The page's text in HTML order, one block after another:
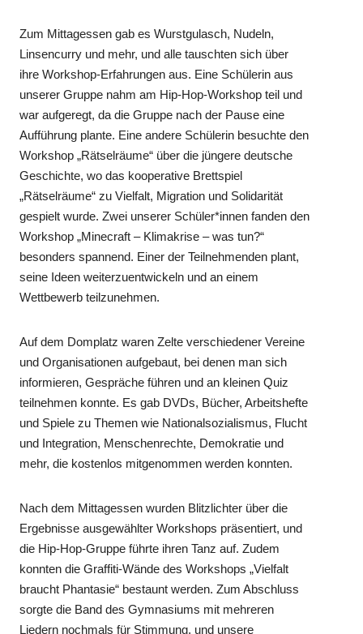
Zum Mittagessen gab es Wurstgulasch, Nudeln,
Linsencurry und mehr, und alle tauschten sich über
ihre Workshop-Erfahrungen aus. Eine Schülerin aus
unserer Gruppe nahm am Hip-Hop-Workshop teil und
war aufgeregt, da die Gruppe nach der Pause eine
Aufführung plante. Eine andere Schülerin besuchte den
Workshop „Rätselräume“ über die jüngere deutsche
Geschichte, wo das kooperative Brettspiel
„Rätselräume“ zu Vielfalt, Migration und Solidarität
gespielt wurde. Zwei unserer Schüler*innen fanden den
Workshop „Minecraft – Klimakrise – was tun?“
besonders spannend. Einer der Teilnehmenden plant,
seine Ideen weiterzuentwickeln und an einem
Wettbewerb teilzunehmen.
Auf dem Domplatz waren Zelte verschiedener Vereine
und Organisationen aufgebaut, bei denen man sich
informieren, Gespräche führen und an kleinen Quiz
teilnehmen konnte. Es gab DVDs, Bücher, Arbeitshefte
und Spiele zu Themen wie Nationalsozialismus, Flucht
und Integration, Menschenrechte, Demokratie und
mehr, die kostenlos mitgenommen werden konnten.
Nach dem Mittagessen wurden Blitzlichter über die
Ergebnisse ausgewählter Workshops präsentiert, und
die Hip-Hop-Gruppe führte ihren Tanz auf. Zudem
konnten die Graffiti-Wände des Workshops „Vielfalt
braucht Phantasie“ bestaunt werden. Zum Abschluss
sorgte die Band des Gymnasiums mit mehreren
Liedern nochmals für Stimmung, und unsere